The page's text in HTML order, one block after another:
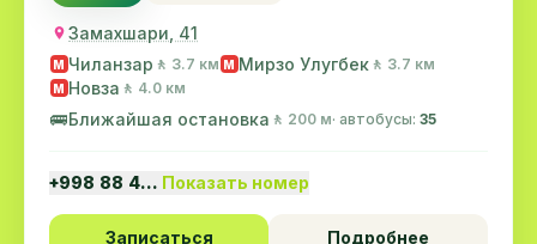
Замахшари, 41
M Чиланзар 🚶 3.7 км M Мирзо Улугбек 🚶 3.7 км
M Новза 🚶 4.0 км
🚌Ближайшая остановка 🚶 200 м· автобусы: 35
+998 88 4… Показать номер
Записаться Подробнее